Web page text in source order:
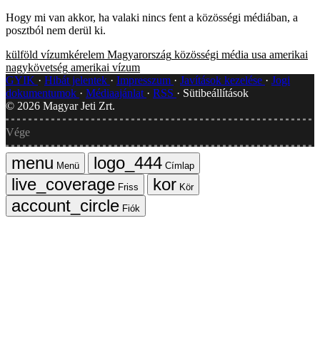
Hogy mi van akkor, ha valaki nincs fent a közösségi médiában, a
posztból nem derül ki.
külföld vízumkérelem Magyarország közösségi média usa amerikai
nagykövetség amerikai vízum
GYIK
Hibát jelentek Impresszum Javítások kezelése
Jogi
dokumentumok
Médiaajánlat RSS
Sütibeállítások
© 2026 Magyar Jeti Zrt.
Vége
Menü
Címlap
Friss
Kör
Fiók